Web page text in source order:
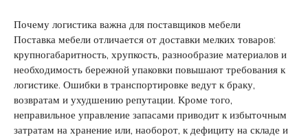
Почему логистика важна для поставщиков мебели
Поставка мебели отличается от доставки мелких товаров:
крупногабаритность, хрупкость, разнообразие материалов и
необходимость бережной упаковки повышают требования к
логистике. Ошибки в транспортировке ведут к браку,
возвратам и ухудшению репутации. Кроме того,
неправильное управление запасами приводит к избыточным
затратам на хранение или, наоборот, к дефициту на складе и